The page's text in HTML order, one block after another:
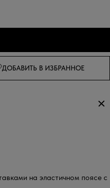
ДОБАВИТЬ В ИЗБРАННОЕ
на эластичном поясе с